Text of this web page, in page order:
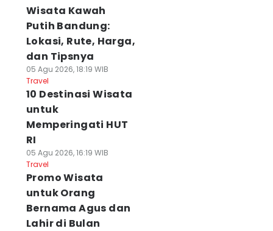
Wisata Kawah
Putih Bandung:
Lokasi, Rute, Harga,
dan Tipsnya
05 Agu 2026, 18:19 WIB
Travel
10 Destinasi Wisata
untuk
Memperingati HUT
RI
05 Agu 2026, 16:19 WIB
Travel
Promo Wisata
untuk Orang
Bernama Agus dan
Lahir di Bulan